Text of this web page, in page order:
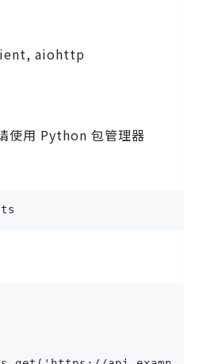
aiohttp
使用 Python 包管理器